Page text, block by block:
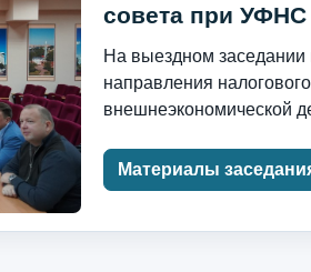
совета при УФНС
На выездном заседании
направления
внешнеэкономической
Материалы